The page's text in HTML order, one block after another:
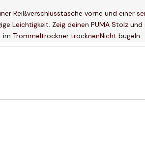
Reißverschlusstasche vorne und einer
Leichtigkeit. Zeig deinen PUMA Stolz
Trommeltrockner trocknenNicht bügeln